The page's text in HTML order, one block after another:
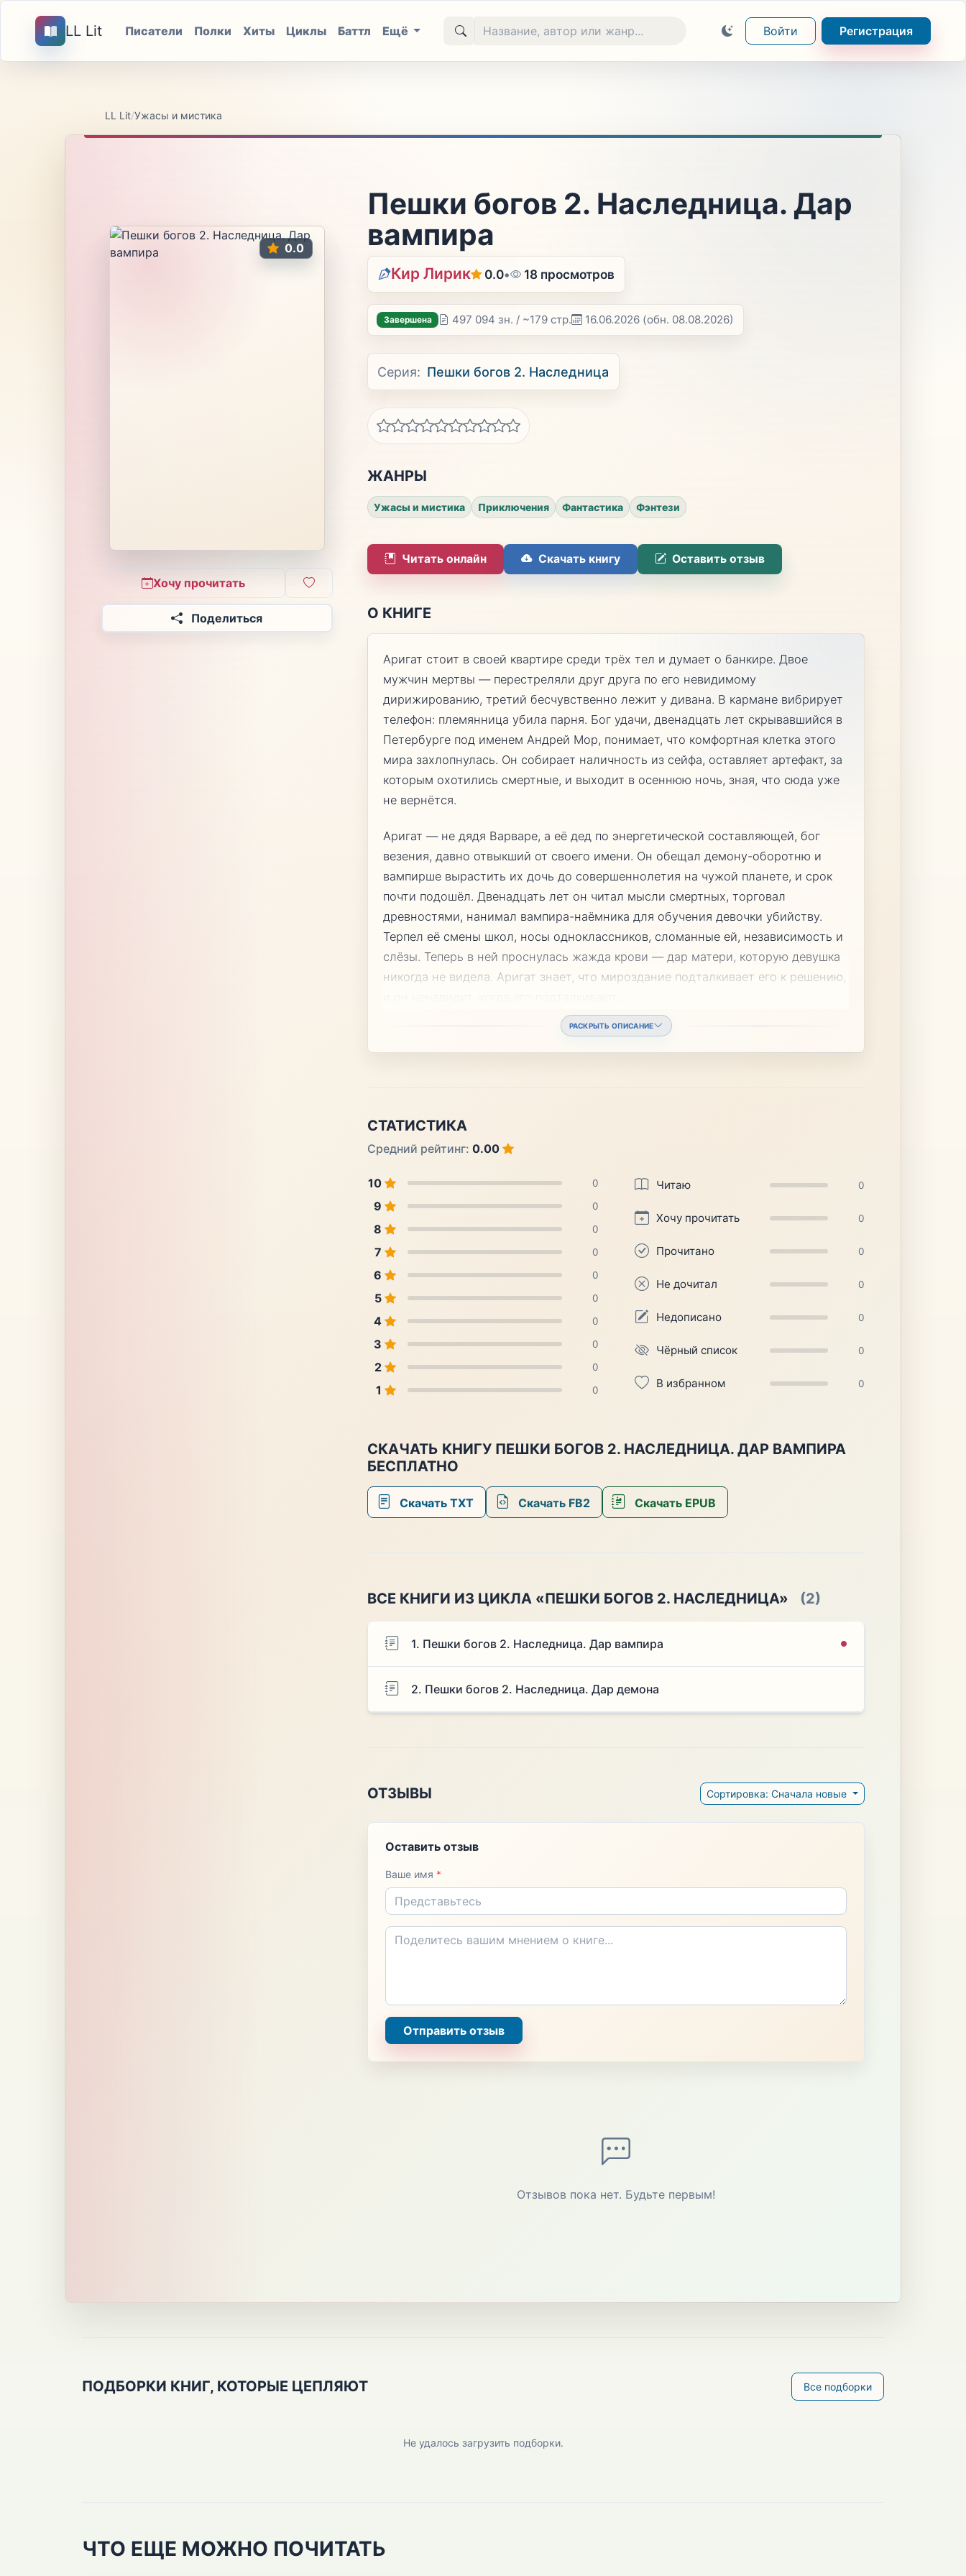
LL Lit Писатели Полки Хиты Циклы Баттл Ещё Войти Регистрация
LL Lit/Ужасы и мистика
0.0
Хочу прочитать
Поделиться
Пешки богов 2. Наследница. Дар
вампира
Кир Лирик 0.0• 18 просмотров
Завершена 497 094 зн. / ~179 стр. 16.06.2026 (обн. 08.08.2026)
Серия: Пешки богов 2. Наследница
ЖАНРЫ
Ужасы и мистика Приключения Фантастика Фэнтези
Читать онлайн Скачать книгу Оставить отзыв
О КНИГЕ
Аригат стоит в своей квартире среди трёх тел и думает о банкире. Двое
мужчин мертвы — перестреляли друг друга по его невидимому
дирижированию, третий бесчувственно лежит у дивана. В кармане вибрирует
телефон: племянница убила парня. Бог удачи, двенадцать лет скрывавшийся в
Петербурге под именем Андрей Мор, понимает, что комфортная клетка этого
мира захлопнулась. Он собирает наличность из сейфа, оставляет артефакт, за
которым охотились смертные, и выходит в осеннюю ночь, зная, что сюда уже
не вернётся.
Аригат — не дядя Варваре, а её дед по энергетической составляющей, бог
везения, давно отвыкший от своего имени. Он обещал демону-оборотню и
вампирше вырастить их дочь до совершеннолетия на чужой планете, и срок
почти подошёл. Двенадцать лет он читал мысли смертных, торговал
древностями, нанимал вампира-наёмника для обучения девочки убийству.
Терпел её смены школ, носы одноклассников, сломанные ей, независимость и
слёзы. Теперь в ней проснулась жажда крови — дар матери, которую девушка
никогда не видела. Аригат знает, что мироздание подталкивает его к решению,
РАСКРЫТЬ ОПИСАНИЕ
СТАТИСТИКА
Средний рейтинг: 0.00
10 0
9 0
8 0
7 0
6 0
5 0
4 0
3 0
2 0
1 0
Читаю 0
Хочу прочитать 0
Прочитано 0
Не дочитал 0
Недописано 0
Чёрный список 0
В избранном 0
СКАЧАТЬ КНИГУ ПЕШКИ БОГОВ 2. НАСЛЕДНИЦА. ДАР ВАМПИРА
БЕСПЛАТНО
Скачать TXT Скачать FB2 Скачать EPUB
ВСЕ КНИГИ ИЗ ЦИКЛА «ПЕШКИ БОГОВ 2. НАСЛЕДНИЦА» (2)
1. Пешки богов 2. Наследница. Дар вампира
2. Пешки богов 2. Наследница. Дар демона
ОТЗЫВЫ Сортировка: Сначала новые
Оставить отзыв
Ваше имя *
Отправить отзыв
Отзывов пока нет. Будьте первым!
ПОДБОРКИ КНИГ, КОТОРЫЕ ЦЕПЛЯЮТ Все подборки
Не удалось загрузить подборки.
ЧТО ЕЩЕ МОЖНО ПОЧИТАТЬ